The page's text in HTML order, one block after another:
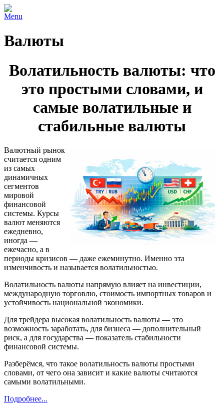
Menu
Валюты
Волатильность валюты: что
это простыми словами, и
самые волатильные и
стабильные валюты
Валютный рынок
считается одним
из самых
динамичных
сегментов
мировой
финансовой
системы. Курсы
валют меняются
ежедневно,
иногда —
ежечасно, а в
периоды кризисов — даже ежеминутно. Именно эта
изменчивость и называется волатильностью.
Волатильность валюты напрямую влияет на инвестиции,
международную торговлю, стоимость импортных товаров и
устойчивость национальной экономики.
Для трейдера высокая волатильность валюты — это
возможность заработать, для бизнеса — дополнительный
риск, а для государства — показатель стабильности
финансовой системы.
Разберёмся, что такое волатильность валюты простыми
словами, от чего она зависит и какие валюты считаются
самыми волатильными.
Подробнее...